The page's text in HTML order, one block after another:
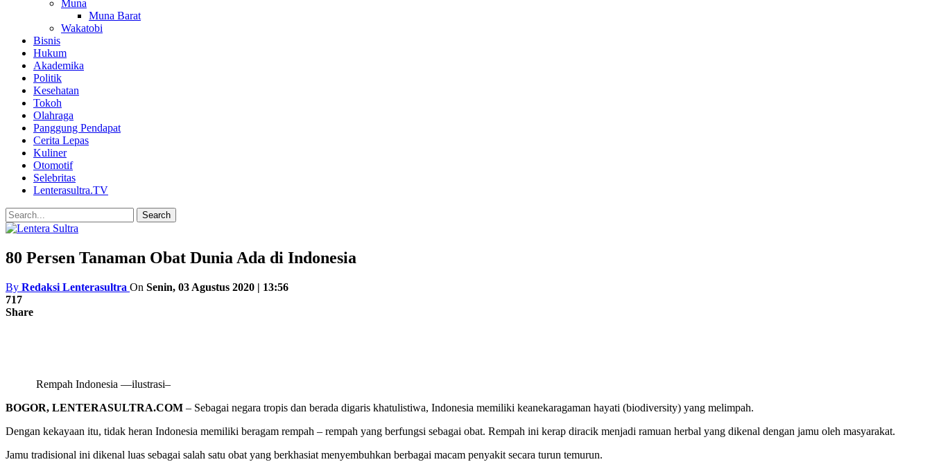
Muna
Muna Barat
Wakatobi
Bisnis
Hukum
Akademika
Politik
Kesehatan
Tokoh
Olahraga
Panggung Pendapat
Cerita Lepas
Kuliner
Otomotif
Selebritas
Lenterasultra.TV
80 Persen Tanaman Obat Dunia Ada di Indonesia
By Redaksi Lenterasultra On Senin, 03 Agustus 2020 | 13:56
717
Share
Rempah Indonesia —ilustrasi–
BOGOR, LENTERASULTRA.COM – Sebagai negara tropis dan berada digaris khatulistiwa, Indonesia memiliki keanekaragaman hayati (biodiversity) yang melimpah.
Dengan kekayaan itu, tidak heran Indonesia memiliki beragam rempah – rempah yang berfungsi sebagai obat. Rempah ini kerap diracik menjadi ramuan herbal yang dikenal dengan jamu oleh masyarakat.
Jamu tradisional ini dikenal luas sebagai salah satu obat yang berkhasiat menyembuhkan berbagai macam penyakit secara turun temurun.